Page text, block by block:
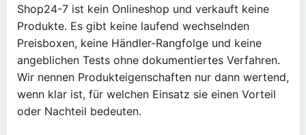
Shop24-7 ist kein Onlineshop und verkauft keine
Produkte. Es gibt keine laufend wechselnden
Preisboxen, keine Händler-Rangfolge und keine
angeblichen Tests ohne dokumentiertes Verfahren.
Wir nennen Produkteigenschaften nur dann wertend,
wenn klar ist, für welchen Einsatz sie einen Vorteil
oder Nachteil bedeuten.